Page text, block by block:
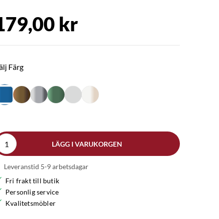
kr
Färg
LÄGG I VARUKORGEN
Leveranstid 5-9 arbetsdagar
Fri frakt till butik
Personlig service
Kvalitetsmöbler